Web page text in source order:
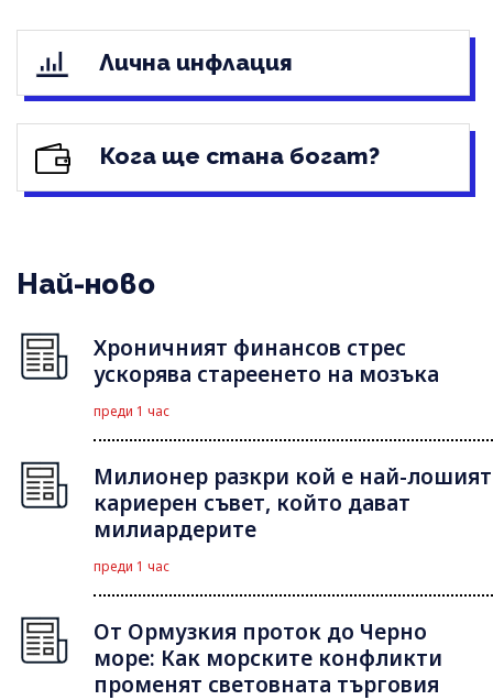
Лична инфлация
Кога ще стана богат?
Най-ново
Хроничният финансов стрес
ускорява стареенето на мозъка
преди 1 час
Милионер разкри кой е най-лошият
кариерен съвет, който дават
милиардерите
преди 1 час
От Ормузкия проток до Черно
море: Как морските конфликти
променят световната търговия